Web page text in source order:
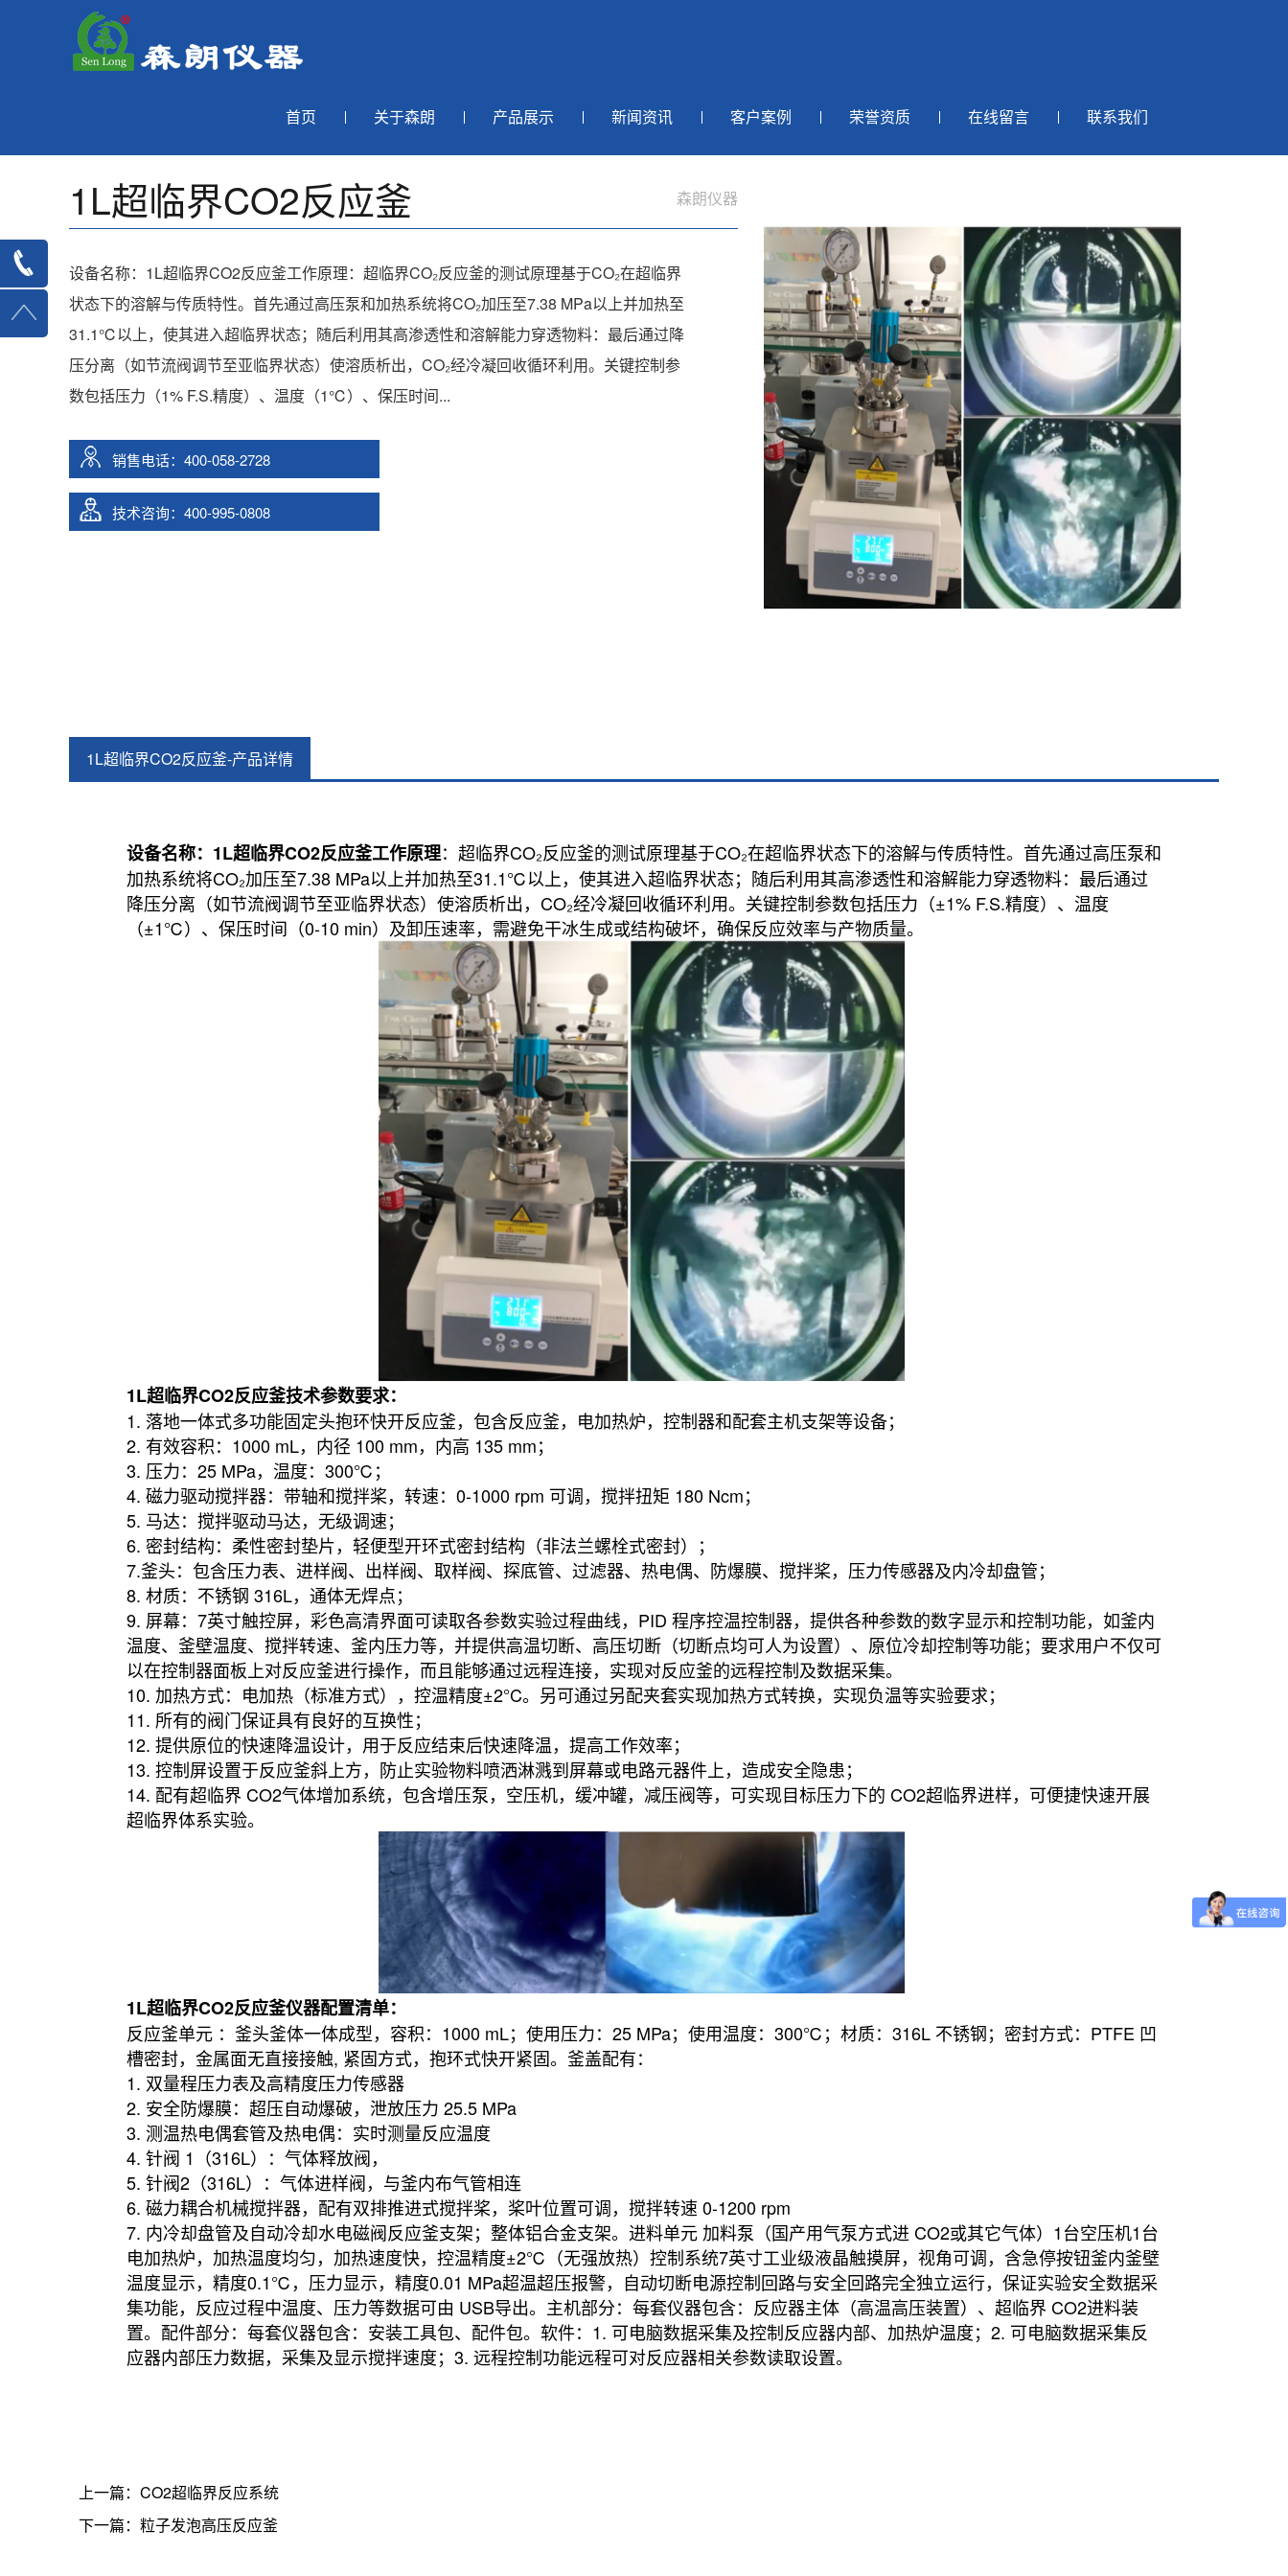
首页 关于森朗 产品展示 新闻资讯 客户案例 荣誉资质 在线留言 联系我们
1L超临界CO2反应釜 森朗仪器
设备名称：1L超临界CO2反应釜工作原理：超临界CO₂反应釜的测试原理基于CO₂在超临界
状态下的溶解与传质特性。首先通过高压泵和加热系统将CO₂加压至7.38 MPa以上并加热至
31.1℃以上，使其进入超临界状态；随后利用其高渗透性和溶解能力穿透物料：最后通过降
压分离（如节流阀调节至亚临界状态）使溶质析出，CO₂经冷凝回收循环利用。关键控制参
数包括压力（1% F.S.精度）、温度（1℃）、保压时间...
销售电话：400-058-2728
技术咨询：400-995-0808
1L超临界CO2反应釜-产品详情
设备名称：1L超临界CO2反应釜工作原理：超临界CO₂反应釜的测试原理基于CO₂在超临界状态下的溶解与传质特性。首先通过高压泵和
加热系统将CO₂加压至7.38 MPa以上并加热至31.1℃以上，使其进入超临界状态；随后利用其高渗透性和溶解能力穿透物料：最后通过
降压分离（如节流阀调节至亚临界状态）使溶质析出，CO₂经冷凝回收循环利用。关键控制参数包括压力（±1% F.S.精度）、温度
（±1℃）、保压时间（0-10 min）及卸压速率，需避免干冰生成或结构破坏，确保反应效率与产物质量。
1L超临界CO2反应釜技术参数要求：
1. 落地一体式多功能固定头抱环快开反应釜，包含反应釜，电加热炉，控制器和配套主机支架等设备；
2. 有效容积：1000 mL，内径 100 mm，内高 135 mm；
3. 压力：25 MPa，温度：300℃；
4. 磁力驱动搅拌器：带轴和搅拌桨，转速：0-1000 rpm 可调，搅拌扭矩 180 Ncm；
5. 马达：搅拌驱动马达，无级调速；
6. 密封结构：柔性密封垫片，轻便型开环式密封结构（非法兰螺栓式密封）；
7.釜头：包含压力表、进样阀、出样阀、取样阀、探底管、过滤器、热电偶、防爆膜、搅拌桨，压力传感器及内冷却盘管；
8. 材质：不锈钢 316L，通体无焊点；
9. 屏幕：7英寸触控屏，彩色高清界面可读取各参数实验过程曲线，PID 程序控温控制器，提供各种参数的数字显示和控制功能，如釜内
温度、釜壁温度、搅拌转速、釜内压力等，并提供高温切断、高压切断（切断点均可人为设置）、原位冷却控制等功能；要求用户不仅可
以在控制器面板上对反应釜进行操作，而且能够通过远程连接，实现对反应釜的远程控制及数据采集。
10. 加热方式：电加热（标准方式），控温精度±2°C。另可通过另配夹套实现加热方式转换，实现负温等实验要求；
11. 所有的阀门保证具有良好的互换性；
12. 提供原位的快速降温设计，用于反应结束后快速降温，提高工作效率；
13. 控制屏设置于反应釜斜上方，防止实验物料喷洒淋溅到屏幕或电路元器件上，造成安全隐患；
14. 配有超临界 CO2气体增加系统，包含增压泵，空压机，缓冲罐，减压阀等，可实现目标压力下的 CO2超临界进样，可便捷快速开展
超临界体系实验。
1L超临界CO2反应釜仪器配置清单：
反应釜单元 ：釜头釜体一体成型，容积：1000 mL；使用压力：25 MPa；使用温度：300℃；材质：316L 不锈钢；密封方式：PTFE 凹
槽密封，金属面无直接接触, 紧固方式，抱环式快开紧固。釜盖配有：
1. 双量程压力表及高精度压力传感器
2. 安全防爆膜：超压自动爆破，泄放压力 25.5 MPa
3. 测温热电偶套管及热电偶：实时测量反应温度
4. 针阀 1（316L）：气体释放阀，
5. 针阀2（316L）：气体进样阀，与釜内布气管相连
6. 磁力耦合机械搅拌器，配有双排推进式搅拌桨，桨叶位置可调，搅拌转速 0-1200 rpm
7. 内冷却盘管及自动冷却水电磁阀反应釜支架；整体铝合金支架。进料单元 加料泵（国产用气泵方式进 CO2或其它气体）1台空压机1台
电加热炉，加热温度均匀，加热速度快，控温精度±2℃（无强放热）控制系统7英寸工业级液晶触摸屏，视角可调，含急停按钮釜内釜壁
温度显示，精度0.1℃，压力显示，精度0.01 MPa超温超压报警，自动切断电源控制回路与安全回路完全独立运行，保证实验安全数据采
集功能，反应过程中温度、压力等数据可由 USB导出。主机部分：每套仪器包含：反应器主体（高温高压装置）、超临界 CO2进料装
置。配件部分：每套仪器包含：安装工具包、配件包。软件：1. 可电脑数据采集及控制反应器内部、加热炉温度；2. 可电脑数据采集反
应器内部压力数据，采集及显示搅拌速度；3. 远程控制功能远程可对反应器相关参数读取设置。
上一篇：CO2超临界反应系统
下一篇：粒子发泡高压反应釜